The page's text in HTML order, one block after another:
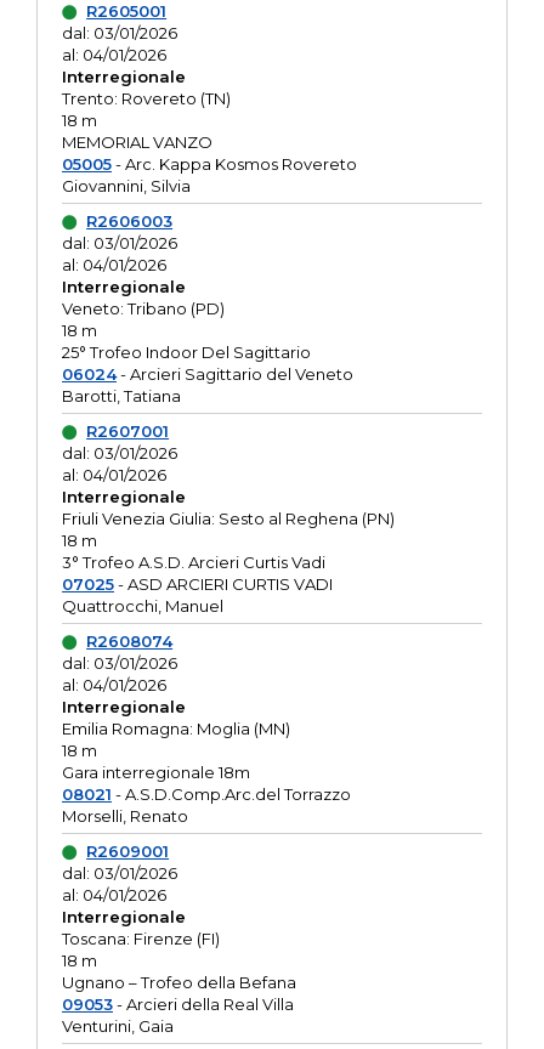
R2605001
dal: 03/01/2026
al: 04/01/2026
Interregionale
Trento: Rovereto (TN)
18 m
MEMORIAL VANZO
05005- Arc. Kappa Kosmos Rovereto
Giovannini, Silvia
R2606003
dal: 03/01/2026
al: 04/01/2026
Interregionale
Veneto: Tribano (PD)
18 m
25° Trofeo Indoor Del Sagittario
06024- Arcieri Sagittario del Veneto
Barotti, Tatiana
R2607001
dal: 03/01/2026
al: 04/01/2026
Interregionale
Friuli Venezia Giulia: Sesto al Reghena (PN)
18 m
3° Trofeo A.S.D. Arcieri Curtis Vadi
07025- ASD ARCIERI CURTIS VADI
Quattrocchi, Manuel
R2608074
dal: 03/01/2026
al: 04/01/2026
Interregionale
Emilia Romagna: Moglia (MN)
18 m
Gara interregionale 18m
08021 - A.S.D.Comp.Arc.del Torrazzo
Morselli, Renato
R2609001
dal: 03/01/2026
al: 04/01/2026
Interregionale
Toscana: Firenze (FI)
18 m
Ugnano – Trofeo della Befana
09053- Arcieri della Real Villa
Venturini, Gaia